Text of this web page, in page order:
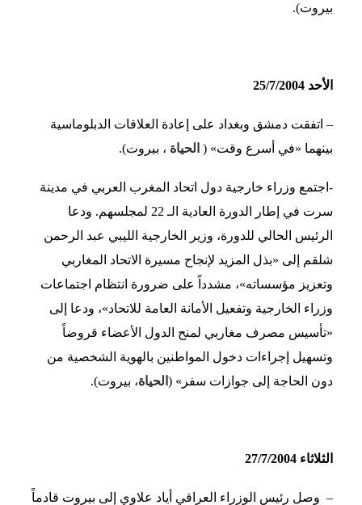
بيروت).
الأحد 25/7/2004
– اتفقت دمشق وبغداد على إعادة العلاقات الدبلوماسية
بينهما «في أسرع وقت» ( الحياة ، بيروت).
-اجتمع وزراء خارجية دول اتحاد المغرب العربي في مدينة
سرت في إطار الدورة العادية الـ 22 لمجلسهم. ودعا
الرئيس الحالي للدورة، وزير الخارجية الليبي عبد الرحمن
شلقم إلى «بذل المزيد لإنجاح مسيرة الاتحاد المغاربي
وتعزيز مؤسساته»، مشدداً على ضرورة انتظام اجتماعات
وزراء الخارجية وتفعيل الأمانة العامة للاتحاد»، ودعا إلى
«تأسيس مصرف مغاربي لمنح الدول الأعضاء قروضاً
وتسهيل إجراءات دخول المواطنين بالهوية الشخصية من
دون الحاجة إلى جوازات سفر» ( الحياة، بيروت).
الثلاثاء 27/7/2004
– وصل رئيس الوزراء العراقي أياد علاوي إلى بيروت قادماً